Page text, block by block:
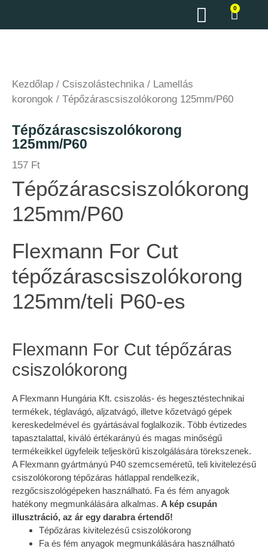
0
Kezdőlap / Csiszolástechnika/ Lamellás
korongok / Tépőzárascsiszolókorong 125mm/P60
Tépőzárascsiszolókorong
125mm/P60
157 Ft
Tépőzárascsiszolókorong
125mm/P60
Flexmann For Cut
tépőzárascsiszolókorong
125mm/teli P60-es
Flexmann For Cut tépőzáras
csiszolókorong
A Flexmann Hungária Kft. csiszolás- és hegesztéstechnikai
termékek, téglavágó, aljzatvágó, illetve kőzetvágó gépek
kereskedelmével és gyártásával foglalkozik. Több évtizedes
tapasztalattal, kiváló értékarányú és magas minőségű
termékeikkel ügyfeleik teljeskörű kiszolgálására törekszenek.
A Flexmann gyártmányú P40 szemcseméretű, teli kivitelezésű
csiszolókorong tépőzáras hátlappal rendelkezik,
rezgőcsiszológépeken használható. Fa és fém anyagok
hatékony megmunkálására alkalmas. A kép csupán
illusztráció, az ár egy darabra értendő!
Tépőzáras kivitelezésű csiszolókorong
Fa és fém anyagok megmunkálására használható